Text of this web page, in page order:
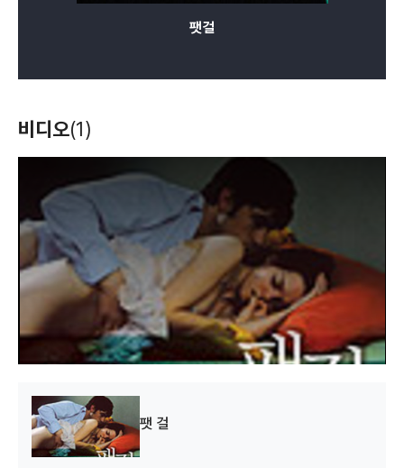
팻걸
비디오(1)
m
o
w
n
팻 걸